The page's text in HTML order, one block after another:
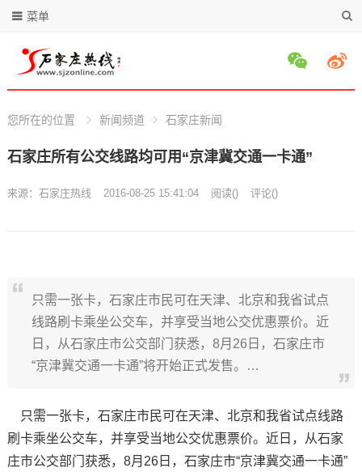
菜单
您所在的位置 新闻频道 石家庄新闻
石家庄所有公交线路均可用“京津冀交通一卡通”
来源： 石家庄热线 2016-08-25 15:41:04 阅读() 评论()
只需一张卡，石家庄市民可在天津、北京和我省试点
线路刷卡乘坐公交车，并享受当地公交优惠票价。近
日，从石家庄市公交部门获悉，8月26日，石家庄市
“京津冀交通一卡通”将开始正式发售。…
只需一张卡，石家庄市民可在天津、北京和我省试点线路
刷卡乘坐公交车，并享受当地公交优惠票价。近日，从石家
庄市公交部门获悉，8月26日，石家庄市“京津冀交通一卡通”